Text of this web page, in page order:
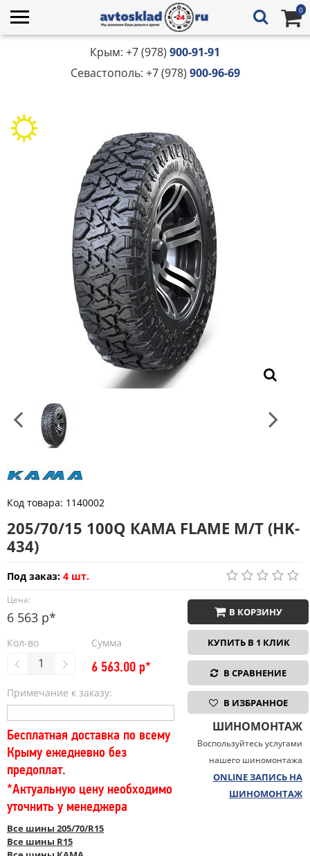
0
Крым: +7 (978) 900-91-91
Севастополь: +7 (978) 900-96-69
Код товара: 1140002
205/70/15 100Q КАМА FLAME M/T (HK-
434)
Под заказ: 4 шт.
Цена:
6 563 р*
Кол-во Сумма
6 563.00 р*
Примечание к заказу:
Бесплатная доставка по всему
Крыму ежедневно без
предоплат.
*Актуальную цену необходимо
уточнить у менеджера
Все шины 205/70/R15
Все шины R15
В КОРЗИНУ
КУПИТЬ В 1 КЛИК
В СРАВНЕНИЕ
В ИЗБРАННОЕ
ШИНОМОНТАЖ
Воспользуйтесь услугами
нашего шиномонтажа
ONLINE ЗАПИСЬ НА
ШИНОМОНТАЖ